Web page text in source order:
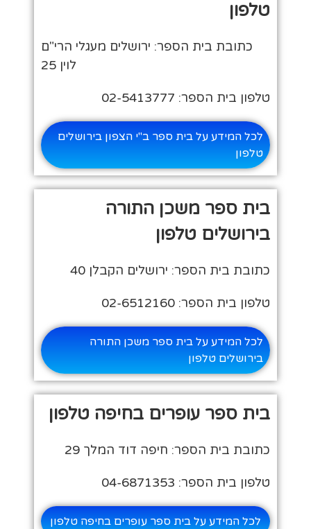
טלפון
כתובת בית הספר: ירושלים מעגלי הרי"ם
לוין 25
טלפון בית הספר: 02-5413777
לכל המידע על בית ספר ב"י הצפון בירושלים
טלפון
בית ספר משכן התורה
בירושלים טלפון
כתובת בית הספר: ירושלים הקבלן 40
טלפון בית הספר: 02-6512160
לכל המידע על בית ספר משכן התורה
בירושלים טלפון
בית ספר עופרים בחיפה טלפון
כתובת בית הספר: חיפה דוד המלך 29
טלפון בית הספר: 04-6871353
לכל המידע על בית ספר עופרים בחיפה טלפון